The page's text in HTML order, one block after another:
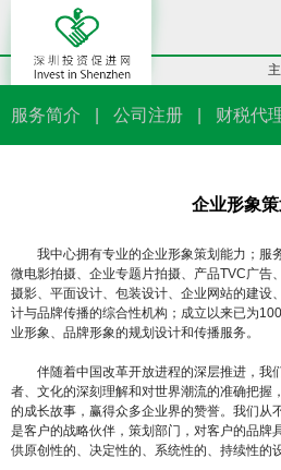
服务简介 公司注册 财税代
企业形象策
我中心拥有专业的企业形象策划能力；服
微电影拍摄、企业专题片拍摄、产品TVC广告
摄影、平面设计、包装设计、企业网站的建设
计与品牌传播的综合性机构；成立以来已为
业形象、品牌形象的规划设计和传播服务。
伴随着中国改革开放进程的深层推进，我
者、文化的深刻理解和对世界潮流的准确把握
的成长故事，赢得众多企业界的赞誉。我们从
是客户的战略伙伴，策划部门，对客户的品牌
供原创性的、决定性的、系统性的、持续性的